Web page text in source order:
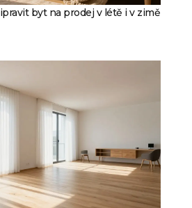
byt na prodej v létě i v zimě